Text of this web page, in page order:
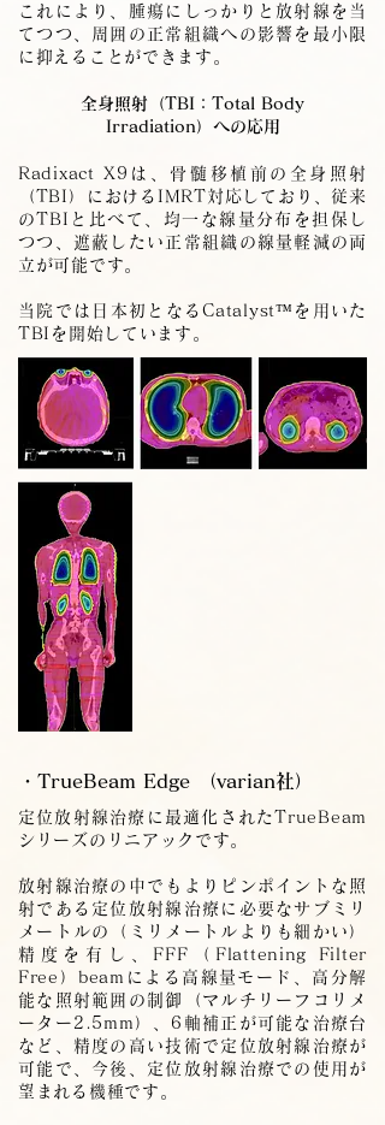
これにより、腫瘍にしっかりと放射線を当
てつつ、周囲の正常組織への影響を最小限
に抑えることができます。
全身照射（TBI：Total Body
Irradiation）への応用
Radixact X9は、骨髄移植前の全身照射
（TBI）におけるIMRT対応しており、従来
のTBIと比べて、均一な線量分布を担保し
つつ、遮蔽したい正常組織の線量軽減の両
立が可能です。
当院では日本初となるCatalyst™を用いた
TBIを開始しています。
・TrueBeam Edge （varian社）
定位放射線治療に最適化されたTrueBeam
シリーズのリニアックです。
放射線治療の中でもよりピンポイントな照
射である定位放射線治療に必要なサブミリ
メートルの（ミリメートルよりも細かい）
精度を有し、FFF（Flattening Filter
Free）beamによる高線量モード、高分解
能な照射範囲の制御（マルチリーフコリメ
ーター2.5mm）、6軸補正が可能な治療台
など、精度の高い技術で定位放射線治療が
可能で、今後、定位放射線治療での使用が
望まれる機種です。